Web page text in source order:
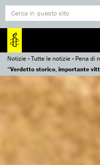
Notizie»Tutte le notizie» Pena di
“Verdetto storico, importante